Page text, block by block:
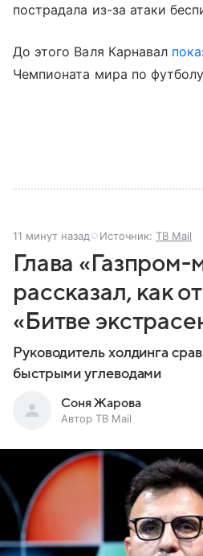
пострадала из-за атаки
До этого Валя Карнавал
Чемпионата мира по
11 минут назад Источник: ТВ Mail
Глава «Газпром-
рассказал, как
«Битве
Руководитель холдинга
быстрыми углеводами
Соня Жарова
Автор ТВ Mail